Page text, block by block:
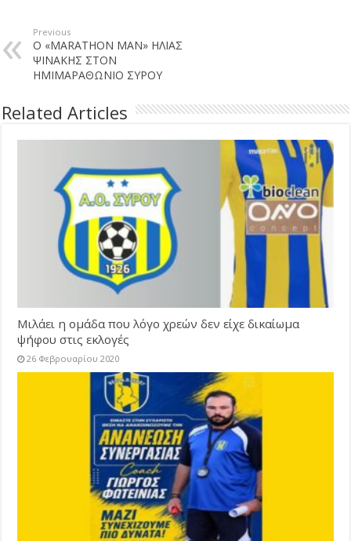
Previous
Ο «MARATHON MAN» ΗΛΙΑΣ
ΨΙΝΑΚΗΣ ΣΤΟΝ
ΗΜΙΜΑΡΑΘΩΝΙΟ ΣΥΡΟΥ
Related Articles
Μιλάει η ομάδα που λόγο χρεών δεν είχε δικαίωμα
ψήφου στις εκλογές
26 Φεβρουαρίου 2020